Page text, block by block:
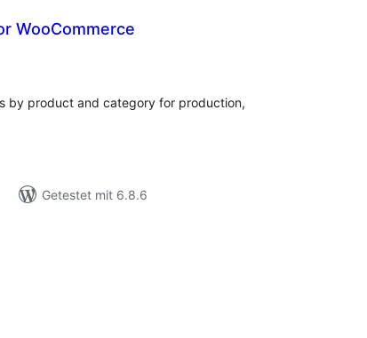
WooCommerce
by product and category for production,
Getestet mit 6.8.6